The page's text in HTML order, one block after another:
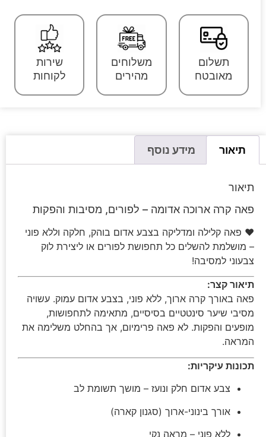
תשלום
מאובטח
משלוחים
מהירים
שירות
לקוחות
תיאור מידע נוסף
תיאור
פאה קרה ארוכה אדומה – לפורים, מסיבות והפקות
❤️ פאה קלילה ומדליקה בצבע אדום בוהק, חלקה וללא פוני
– מושלמת להשלים כל תחפושת לפורים או ליצירת לוק
צבעוני למסיבה!
תיאור קצר:
פאה באורך קרה ארוך, ללא פוני, בצבע אדום עמוק. עשויה
מסיבי שיער סינטטיים בסיסיים, מתאימה לתחפושות,
מופעים והפקות. לא פאה פרימיום, אך בהחלט משלימה את
המראה.
תכונות עיקריות:
צבע אדום חלק ונועז – מושך תשומת לב
אורך בינוני-ארוך (סגנון קארה)
ללא פוני – מראה נקי